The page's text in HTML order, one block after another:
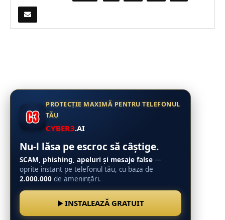
PROTECȚIE MAXIMĂ PENTRU TELEFONUL
TĂU
CYBER3.AI
Nu-l lăsa pe escroc să câștige.
SCAM, phishing, apeluri și mesaje false —
oprite instant pe telefonul tău, cu baza de
2.000.000 de amenințări.
INSTALEAZĂ GRATUIT